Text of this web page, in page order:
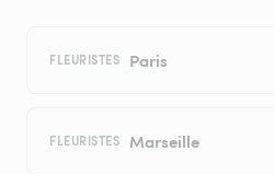
FLEURISTES Paris
FLEURISTES Marseille